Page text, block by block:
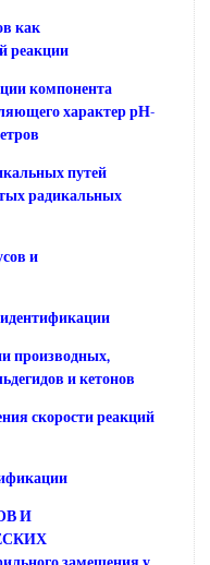
как
реакции
компонента
характер рН-
путей
радикальных
и
производных,
и кетонов
скорости реакций
И